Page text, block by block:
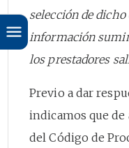
selección de
información
los prestadores
Previo a dar
indicamos que
del Código de